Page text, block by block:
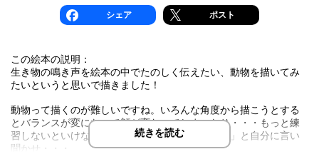
シェア ポスト
この絵本の説明：
生き物の鳴き声を絵本の中でたのしく伝えたい、動物を描いてみ
たいというと思いで描きました！
動物って描くのが難しいですね。いろんな角度から描こうとする
とバランスが変になって顔が変わってしまったり・・・もっと練
習しないといけないと思いつつも、「これも味か」と自分に言い
聞かせ・・・
続きを読む